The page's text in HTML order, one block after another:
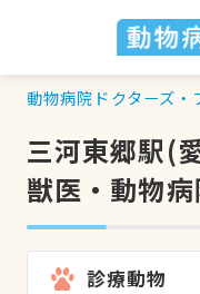
動物病院ドクターズ・
三河東郷駅(
獣医・動物
診療動物